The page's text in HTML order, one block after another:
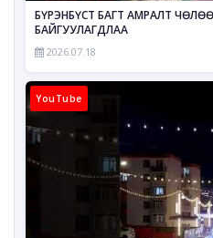
БҮРЭНБҮСТ БАГТ АМРАЛТ
БАЙГУУЛАГДЛАА
2026.07.18
YouTube